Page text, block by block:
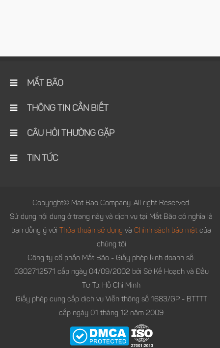
MẮT BÃO
THÔNG TIN CẦN BIẾT
CÂU HỎI THƯỜNG GẶP
TIN TỨC
Copyright© Mat Bao Company. All right Reserved.
Sử dụng nội dung ở trang này và dịch vụ tại Mắt Bão có nghĩa là
bạn đồng ý với Thỏa thuận sử dụng và Chính sách bảo mật của
chúng tôi
Công ty cổ phần Mắt Bão - Giấy phép kinh doanh số:
0302712571 cấp ngày 04/09/2002 bởi Sở Kế Hoạch và Đầu
Tư Tp. Hồ Chí Minh
Giấy phép cung cấp dịch vụ Viễn thông số 1683/GP - BTTTT
cấp ngày 01 tháng 12 năm 2009